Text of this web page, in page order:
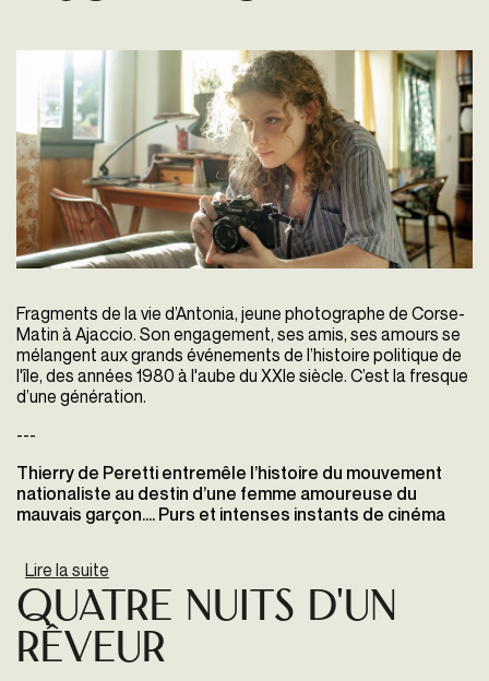
Fragments de la vie d’Antonia, jeune photographe de Corse-
Matin à Ajaccio. Son engagement, ses amis, ses amours se
mélangent aux grands événements de l’histoire politique de
l'île, des années 1980 à l'aube du XXIe siècle. C’est la fresque
d’une génération.
---
Thierry de Peretti entremêle l’histoire du mouvement
nationaliste au destin d’une femme amoureuse du
mauvais garçon…. Purs et intenses instants de cinéma
Lire la suite
Quatre Nuits d'un
Rêveur